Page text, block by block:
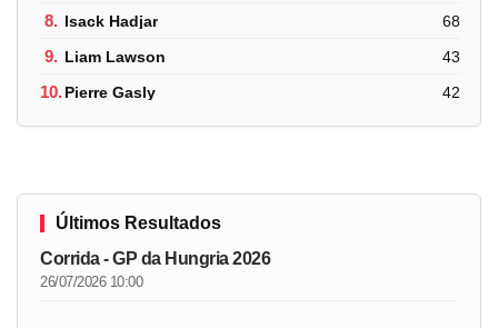
8. Isack Hadjar 68
9. Liam Lawson 43
10.Pierre Gasly 42
Últimos Resultados
Corrida - GP da Hungria 2026
26/07/2026 10:00